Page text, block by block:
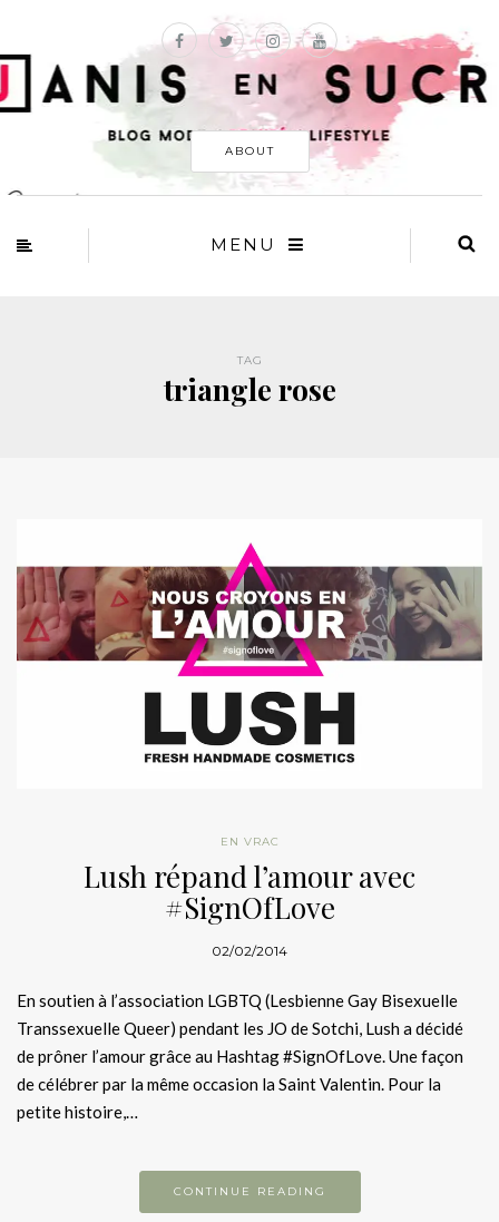
ABOUT
MENU
TAG
triangle rose
EN VRAC
Lush répand l’amour avec
#SignOfLove
02/02/2014
En soutien à l’association LGBTQ (Lesbienne Gay Bisexuelle
Transsexuelle Queer) pendant les JO de Sotchi, Lush a décidé
de prôner l’amour grâce au Hashtag #SignOfLove. Une façon
de célébrer par la même occasion la Saint Valentin. Pour la
petite histoire,…
CONTINUE READING